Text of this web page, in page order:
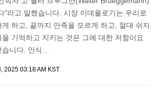
"라고 말했습니다. 시장 이데올로기는 우리로
하고, 끝까지 만족을 모르게 하고, 절대 쉬지
기억하고 지키는 것은 그에 대한 저항이요
습니다. 안식…
2025 03:18 AM KST